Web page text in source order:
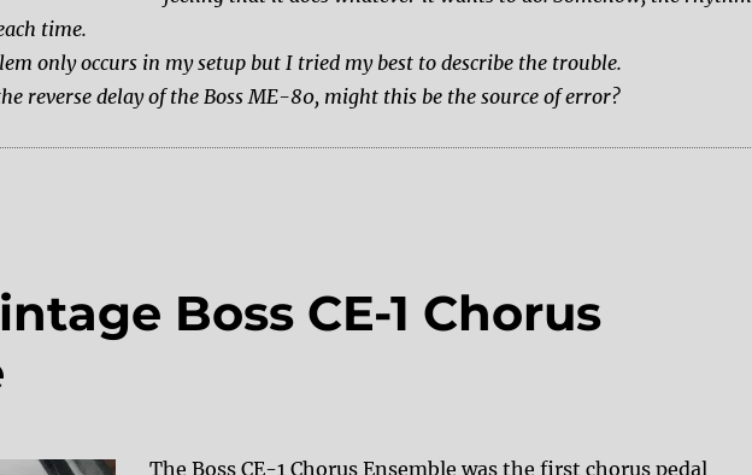
time.
only occurs in my setup but I tried my best to describe the trouble.
reverse delay of the Boss ME-80, might this be the source of error?
delay trouble”
Boss CE-1 Chorus
The Boss CE-1 Chorus Ensemble was the first chorus pedal